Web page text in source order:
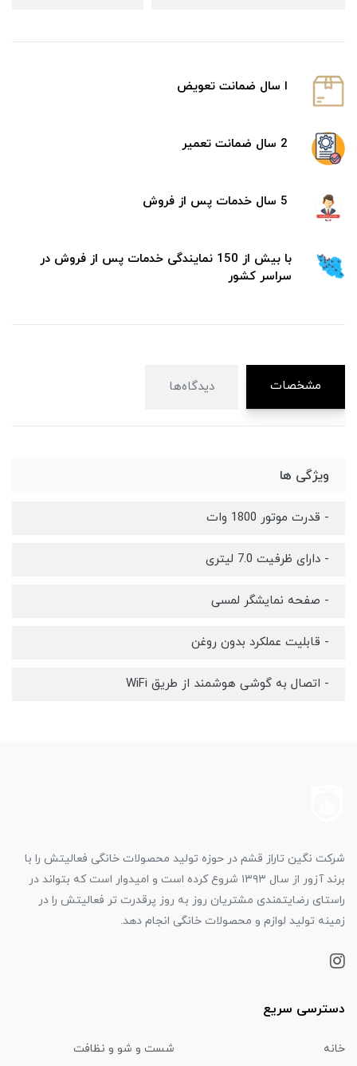
ا سال ضمانت تعویض
2 سال ضمانت تعمیر
5 سال خدمات پس از فروش
با بیش از 150 نمایندگی خدمات پس از فروش در
سراسر کشور
مشخصات دیدگاه‌ها
ویژگی ها
- قدرت موتور 1800 وات
- دارای ظرفیت 7.0 لیتری
- صفحه نمایشگر لمسی
- قابلیت عملکرد بدون روغن
- اتصال به گوشی هوشمند از طریق WiFi
شرکت نگین تاراز قشم در حوزه تولید محصولات خانگی فعالیتش را با
برند آزور از سال ۱۳۹۳ شروع کرده است و امیدوار است که بتواند در
راستای رضایتمندی مشتریان روز به روز پرقدرت تر فعالیتش را در
زمینه تولید لوازم و محصولات خانگی انجام دهد.
دسترسی سریع
خانه شست و شو و نظافت